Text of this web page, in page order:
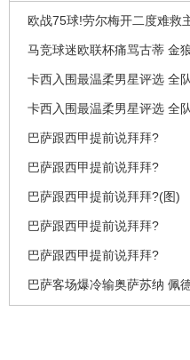
欧战75球!劳尔梅开二度难救
马竞球迷欧联杯痛骂古蒂 金
卡西入围最温柔男星评选 全
卡西入围最温柔男星评选 全
巴萨跟西甲提前说拜拜?
巴萨跟西甲提前说拜拜?
巴萨跟西甲提前说拜拜?(图)
巴萨跟西甲提前说拜拜?
巴萨跟西甲提前说拜拜?
巴萨客场爆冷输奥萨苏纳 佩